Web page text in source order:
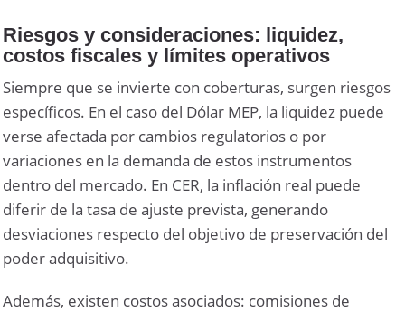
Riesgos y consideraciones: liquidez,
costos fiscales y límites operativos
Siempre que se invierte con coberturas, surgen riesgos
específicos. En el caso del Dólar MEP, la liquidez puede
verse afectada por cambios regulatorios o por
variaciones en la demanda de estos instrumentos
dentro del mercado. En CER, la inflación real puede
diferir de la tasa de ajuste prevista, generando
desviaciones respecto del objetivo de preservación del
poder adquisitivo.
Además, existen costos asociados: comisiones de